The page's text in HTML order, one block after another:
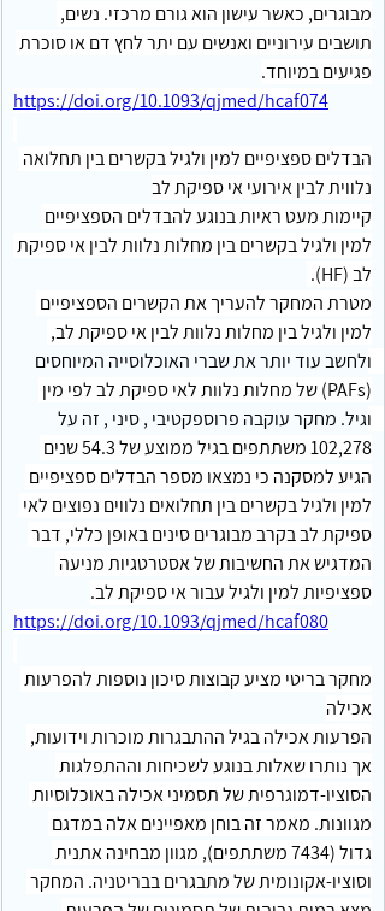
מבוגרים, כאשר עישון הוא גורם מרכזי. נשים,
תושבים עירוניים ואנשים עם יתר לחץ דם או סוכרת
פגיעים במיוחד.
https://doi.org/10.1093/qjmed/hcaf074
הבדלים ספציפיים למין ולגיל בקשרים בין תחלואה
נלווית לבין אירועי אי ספיקת לב
קיימות מעט ראיות בנוגע להבדלים הספציפיים
למין ולגיל בקשרים בין מחלות נלוות לבין אי ספיקת
לב (HF).
מטרת המחקר להעריך את הקשרים הספציפיים
למין ולגיל בין מחלות נלוות לבין אי ספיקת לב,
ולחשב עוד יותר את שברי האוכלוסייה המיוחסים
(PAFs) של מחלות נלוות לאי ספיקת לב לפי מין
וגיל. מחקר עוקבה פרוספקטיבי , סיני , זה על
102,278 משתתפים בגיל ממוצע של 54.3 שנים
הגיע למסקנה כי נמצאו מספר הבדלים ספציפיים
למין ולגיל בקשרים בין תחלואים נלווים נפוצים לאי
ספיקת לב בקרב מבוגרים סינים באופן כללי, דבר
המדגיש את החשיבות של אסטרטגיות מניעה
ספציפיות למין ולגיל עבור אי ספיקת לב.
https://doi.org/10.1093/qjmed/hcaf080
מחקר בריטי מציע קבוצות סיכון נוספות להפרעות
אכילה
הפרעות אכילה בגיל ההתבגרות מוכרות וידועות,
אך נותרו שאלות בנוגע לשכיחות וההתפלגות
הסוציו-דמוגרפית של תסמיני אכילה באוכלוסיות
מגוונות. מאמר זה בוחן מאפיינים אלה במדגם
גדול (7434 משתתפים), מגוון מבחינה אתנית
וסוציו-אקונומית של מתבגרים בבריטניה. המחקר